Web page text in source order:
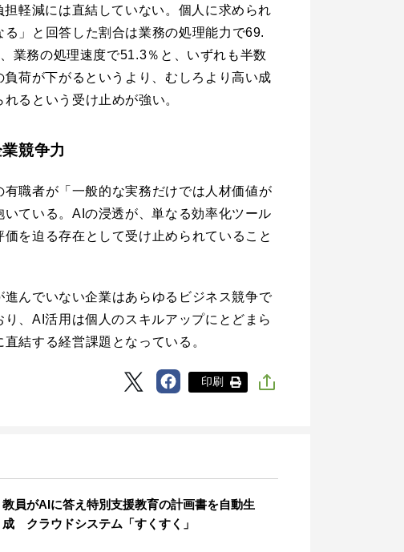
軽減には直結していない。個人に求められ
る」と回答した割合は業務の処理能力で69.
業務の処理速度で51.3％と、いずれも半数
荷が下がるというより、むしろより高い成
るという受け止めが強い。
競争力
職者が「一般的な実務だけでは人材価値が
ている。AIの浸透が、単なる効率化ツール
を迫る存在として受け止められていること
進んでいない企業はあらゆるビジネス競争で
、AI活用は個人のスキルアップにとどまら
結する経営課題となっている。
印刷
教員がAIに答え特別支援教育の計画書を自動生
成 クラウドシステム「すくすく」